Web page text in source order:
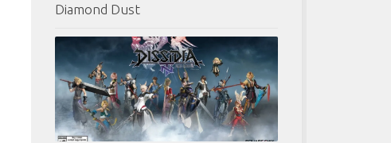
Diamond Dust